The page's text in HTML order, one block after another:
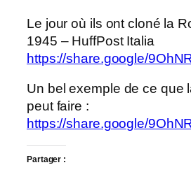
Le jour où ils ont cloné la
1945 – HuffPost Italia
https://share.google/
Un bel exemple de ce que
peut faire :
https://share.google/
Partager :